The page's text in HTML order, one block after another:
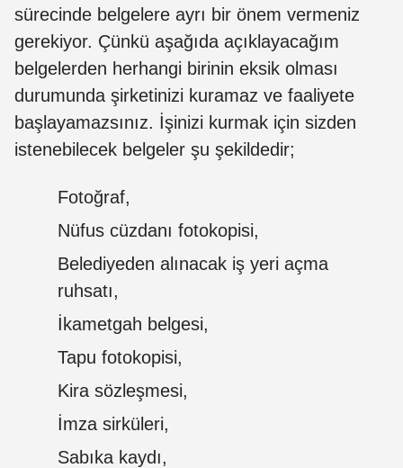
sürecinde belgelere ayrı bir önem vermeniz
gerekiyor. Çünkü aşağıda açıklayacağım
belgelerden herhangi birinin eksik olması
durumunda şirketinizi kuramaz ve faaliyete
başlayamazsınız. İşinizi kurmak için sizden
istenebilecek belgeler şu şekildedir;
Fotoğraf,
Nüfus cüzdanı fotokopisi,
Belediyeden alınacak iş yeri açma
ruhsatı,
İkametgah belgesi,
Tapu fotokopisi,
Kira sözleşmesi,
İmza sirküleri,
Sabıka kaydı,